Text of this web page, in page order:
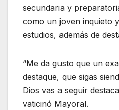
secundaria y
como un joven inquieto
estudios, además de
“Me da gusto que un
destaque, que sigas
Dios vas a seguir
vaticinó Mayoral.